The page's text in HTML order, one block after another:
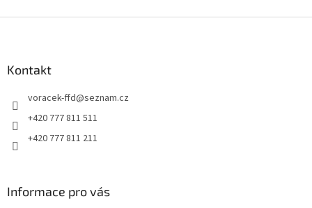
Kontakt
voracek-ffd@seznam.cz
+420 777 811 511
+420 777 811 211
Informace pro vás